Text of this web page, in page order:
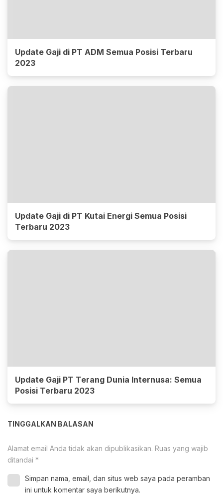
Update Gaji di PT ADM Semua Posisi Terbaru
2023
Update Gaji di PT Kutai Energi Semua Posisi
Terbaru 2023
Update Gaji PT Terang Dunia Internusa: Semua
Posisi Terbaru 2023
TINGGALKAN BALASAN
Alamat email Anda tidak akan dipublikasikan. Ruas yang wajib
ditandai *
Simpan nama, email, dan situs web saya pada peramban
ini untuk komentar saya berikutnya.